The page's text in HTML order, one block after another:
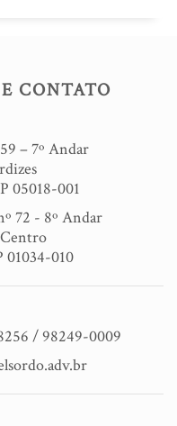
CONTATO
– 7º Andar
05018-001
72 - 8º Andar
01034-010
/ 98249-0009